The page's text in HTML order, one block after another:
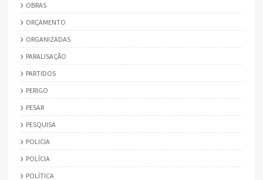
OBRAS
ORÇAMENTO
ORGANIZADAS
PARALISAÇÃO
PARTIDOS
PERIGO
PESAR
PESQUISA
POLICIA
POLÍCIA
POLÍTICA